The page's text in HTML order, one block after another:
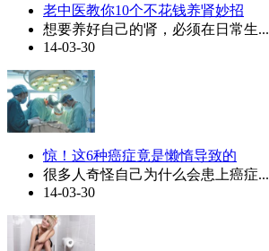
老中医教你10个不花钱养肾妙招
想要养好自己的肾，必须在日常生...
14-03-30
惊！这6种癌症竟是懒惰导致的
很多人奇怪自己为什么会患上癌症...
14-03-30